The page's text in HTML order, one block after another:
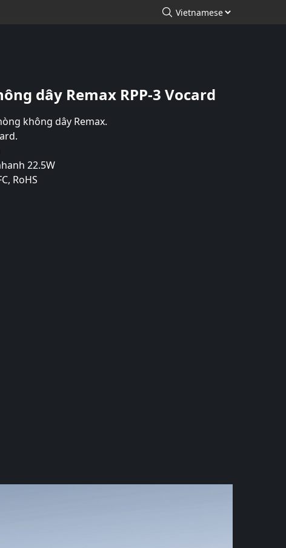
dây Remax RPP-3 Vocard
không dây Remax.
22.5W
RoHS